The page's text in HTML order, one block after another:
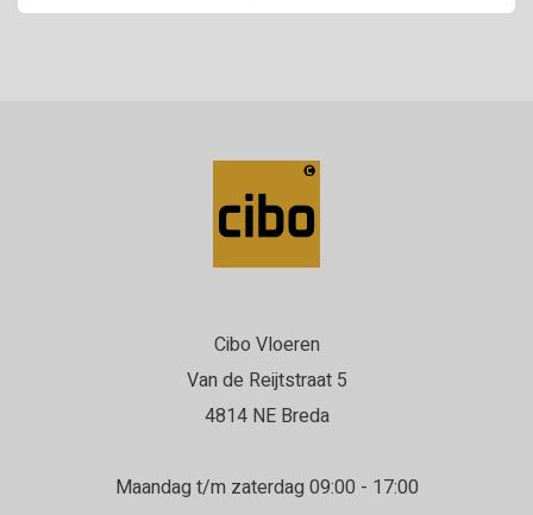
Cibo Vloeren
Van de Reijtstraat 5
4814 NE Breda
Maandag t/m zaterdag 09:00 - 17:00